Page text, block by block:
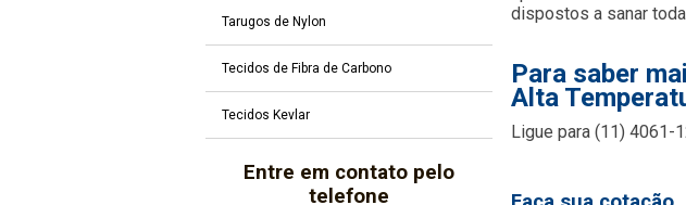
Tarugos de Nylon
Tecidos de Fibra de Carbono
Tecidos Kevlar
Entre em contato pelo
telefone
dispostos a sanar
Para saber
Alta
Ligue para(11) 4061-